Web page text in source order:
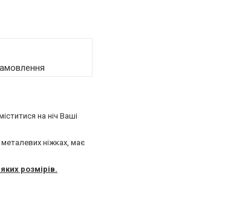
на ніч Ваші
ніжках, має
розмірів.